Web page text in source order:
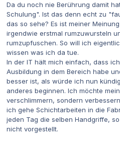
Da du noch nie Berührung damit
Schulung". Ist das denn echt zu
das so sehe? Es ist meiner
irgendwie erstmal rumzuwursteln
rumzupfuschen. So will ich
wissen was ich da tue.
In der IT hält mich einfach, dass
Ausbildung in dem Bereich habe
besser ist, als würde ich nun
anderes beginnen. Ich möchte
verschlimmern, sondern
ich gehe Schichtarbeiten in die
jeden Tag die selben Handgriffe,
nicht vorgestellt.